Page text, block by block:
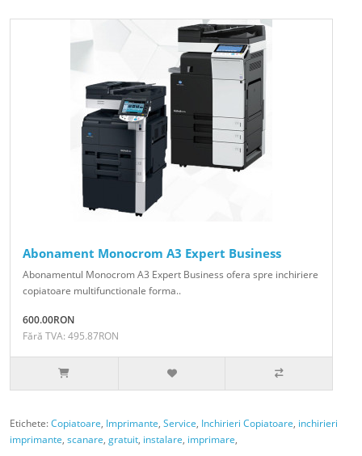
Abonament Monocrom A3 Expert Business
Abonamentul Monocrom A3 Expert Business ofera spre inchiriere
copiatoare multifunctionale forma..
600.00RON
Fără TVA: 495.87RON
Etichete:Copiatoare, Imprimante, Service, Inchirieri Copiatoare, inchirieri
imprimante, scanare, gratuit, instalare, imprimare,